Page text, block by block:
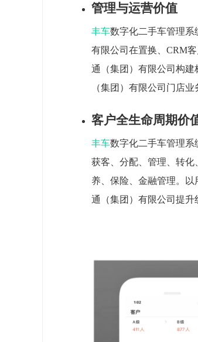
管理与运营价值
丰车数字化二手车管理系
有限公司在置换、CRM
通（集团）有限公司构
（集团）有限公司门店
客户全生命周期价
丰车数字化二手车管理系
获客、分配、管理、转
养、保险、金融管理。
通（集团）有限公司提升